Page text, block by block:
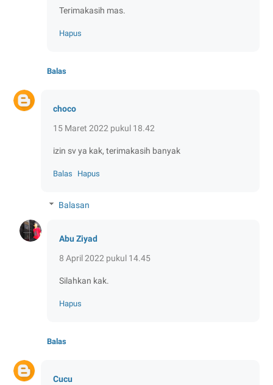
Terimakasih mas.
Hapus
Balas
choco
15 Maret 2022 pukul 18.42
izin sv ya kak, terimakasih banyak
Balas Hapus
Balasan
Abu Ziyad
8 April 2022 pukul 14.45
Silahkan kak.
Hapus
Balas
Cucu